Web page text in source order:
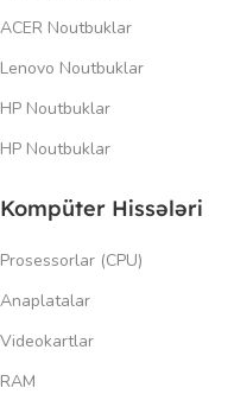
ACER Noutbuklar
Lenovo Noutbuklar
HP Noutbuklar
HP Noutbuklar
Kompüter Hissələri
Prosessorlar (CPU)
Anaplatalar
Videokartlar
RAM